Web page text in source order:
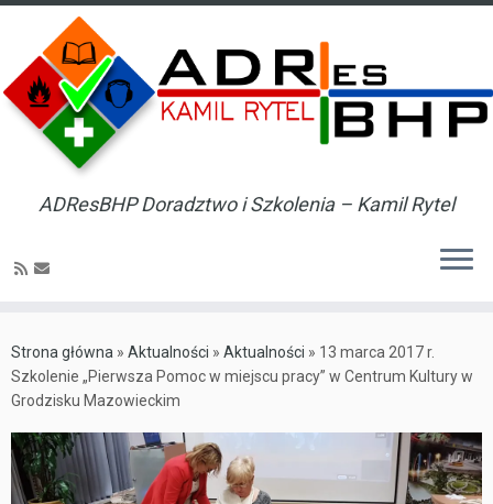
to
content
ADResBHP Doradztwo i Szkolenia – Kamil Rytel
Strona główna » Aktualności » Aktualności » 13 marca 2017 r.
Szkolenie „Pierwsza Pomoc w miejscu pracy” w Centrum Kultury w
Grodzisku Mazowieckim